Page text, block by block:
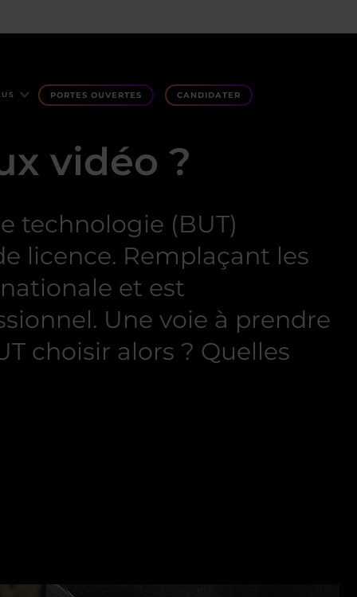
PORTES OUVERTES CANDIDATER
vidéo ?
technologie (BUT)
licence. Remplaçant les
et est
Une voie à prendre
choisir alors ? Quelles